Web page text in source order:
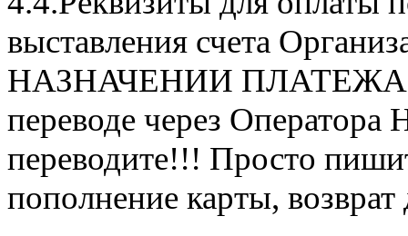
выставления счета
НАЗНАЧЕНИИ ПЛАТЕЖА
переводе через Оператора
переводите!!! Просто
пополнение карты, возврат